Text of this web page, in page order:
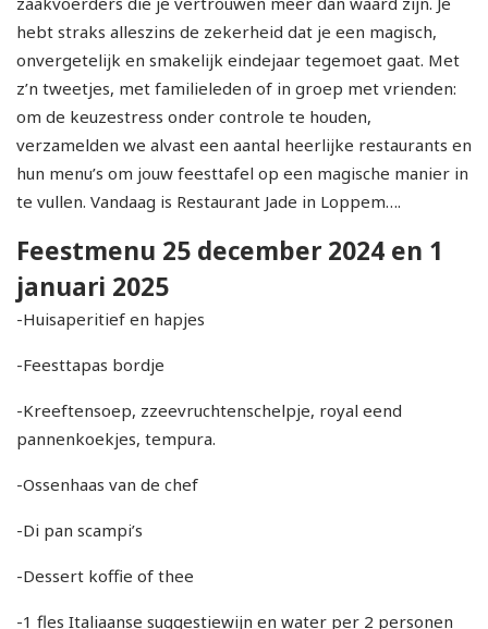
hebt straks alleszins de zekerheid dat je een magisch,
onvergetelijk en smakelijk eindejaar tegemoet gaat. Met
z’n tweetjes, met familieleden of in groep met vrienden:
om de keuzestress onder controle te houden,
verzamelden we alvast een aantal heerlijke restaurants en
hun menu’s om jouw feesttafel op een magische manier in
te vullen. Vandaag is Restaurant Jade in Loppem….
Feestmenu 25 december 2024 en 1
januari 2025
-Huisaperitief en hapjes
-Feesttapas bordje
-Kreeftensoep, zzeevruchtenschelpje, royal eend
pannenkoekjes, tempura.
-Ossenhaas van de chef
-Di pan scampi’s
-Dessert koffie of thee
-1 fles Italiaanse suggestiewijn en water per 2 personen